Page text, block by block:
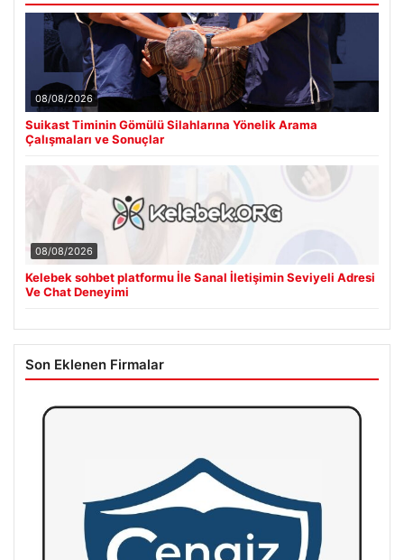
08/08/2026
Suikast Timinin Gömülü Silahlarına Yönelik Arama
Çalışmaları ve Sonuçlar
08/08/2026
Kelebek sohbet platformu İle Sanal İletişimin Seviyeli Adresi
Ve Chat Deneyimi
Son Eklenen Firmalar